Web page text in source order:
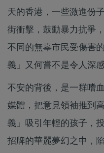
天的香港，一些激進份
街衝擊，鼓動暴力抗爭
不同的無辜市民受傷害
義」又何嘗不是令人深
不安的背後，是一群嗜
媒體，把意見領袖推到
義」吸引年輕的孩子，
招牌的華麗夢幻之中，